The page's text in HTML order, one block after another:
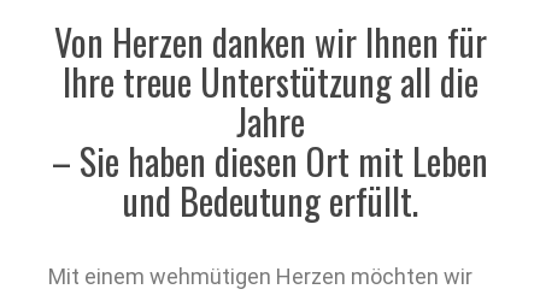
Von Herzen danken wir Ihnen für
Ihre treue Unterstützung all die
Jahre
– Sie haben diesen Ort mit Leben
und Bedeutung erfüllt.
Mit einem wehmütigen Herzen möchten wir